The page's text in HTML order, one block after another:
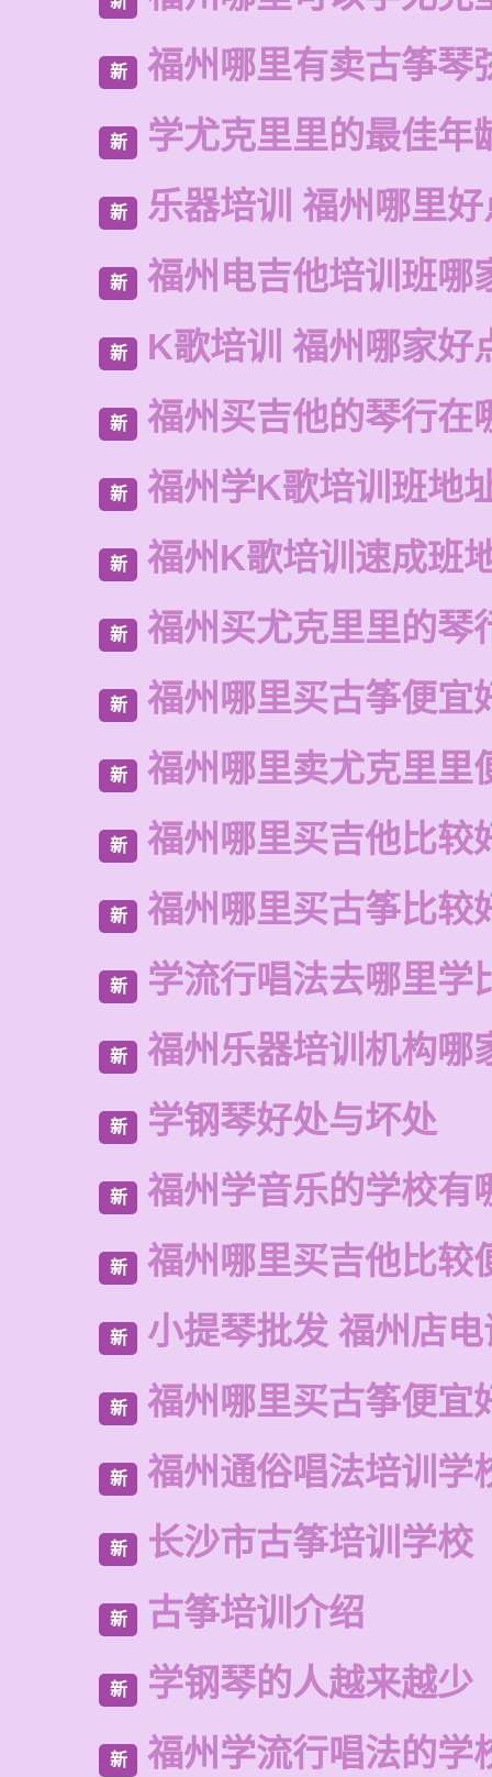
新 福州哪里有卖古筝琴
新 学尤克里里的最佳年
新 乐器培训 福州哪里
新 福州电吉他培训班哪
新 K歌培训 福州哪家好
新 福州买吉他的琴行在
新 福州学K歌培训班地
新 福州K歌培训速成班
新 福州买尤克里里的琴
新 福州哪里买古筝便宜
新 福州哪里卖尤克里里
新 福州哪里买吉他比较
新 福州哪里买古筝比较
新 学流行唱法去哪里学
新 福州乐器培训机构哪
新 学钢琴好处与坏处
新 福州学音乐的学校有
新 福州哪里买吉他比较
新 小提琴批发 福州店
新 福州哪里买古筝便宜
新 福州通俗唱法培训学
新 长沙市古筝培训学校
新 古筝培训介绍
新 学钢琴的人越来越少
新 福州学流行唱法的学